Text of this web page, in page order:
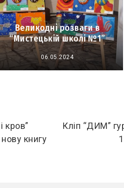
Великодні розваги в
“Мистецькій школі №1”
06.05.2024
кров”
книгу
Кліп “ДИМ”